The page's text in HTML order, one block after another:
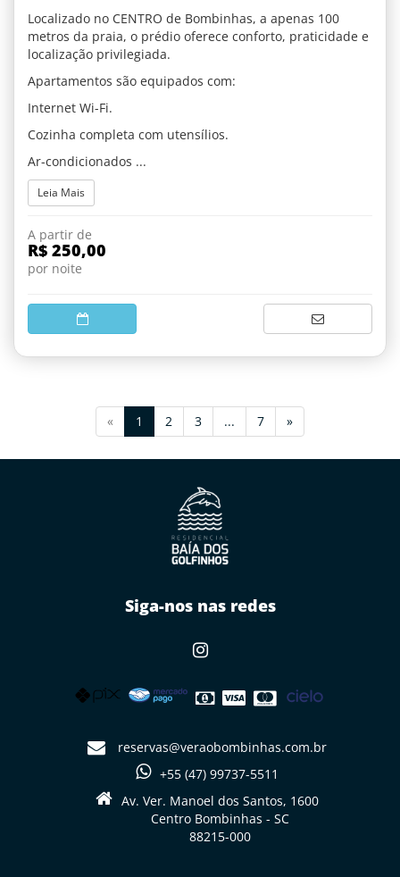
Localizado no CENTRO de Bombinhas, a apenas 100
metros da praia, o prédio oferece conforto, praticidade e
localização privilegiada.
Apartamentos são equipados com:
Internet Wi-Fi.
Cozinha completa com utensílios.
Ar-condicionados ...
Leia Mais
A partir de
R$ 250,00
por noite
« 1 (current)
2 3 ... 7 »
Siga-nos nas redes
reservas@veraobombinhas.com.br
+55 (47) 99737-5511
Av. Ver. Manoel dos Santos, 1600
Centro Bombinhas - SC
88215-000